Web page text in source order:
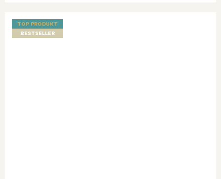
TOP PRODUKT
BESTSELLER